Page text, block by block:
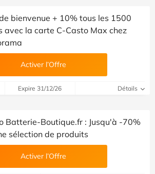
bienvenue + 10% tous les 1500
avec la carte C-Casto Max chez
Activer l’Offre
Expire 31/12/26 Détails
Batterie-Boutique.fr : Jusqu'à -70%
sélection de produits
Activer l’Offre